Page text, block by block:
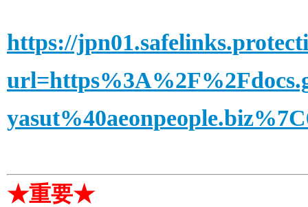
https://
★重要★